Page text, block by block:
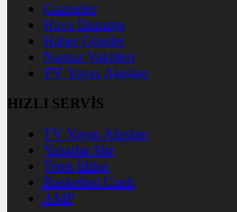
Gazeteler
Hava Durumu
Haber Gönder
Namaz Vakitleri
TV Yayın Akışları
HIZLI SERVİS
TV Yayın Akışları
Yazarlar Site
Tenis İddaa
Basketbol Canlı
AMP